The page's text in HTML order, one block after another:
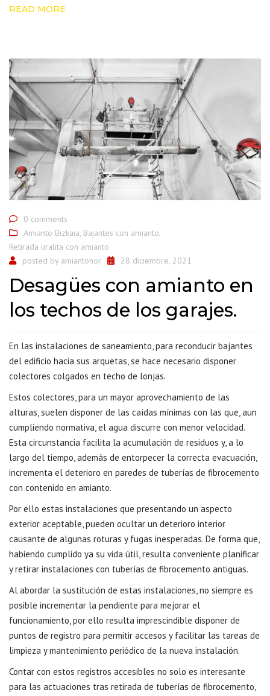
READ MORE
0 comments
Amianto Bizkaia, Bajantes con amianto,
Retirada uralita con amianto
posted by amiantonor 28 diciembre, 2021
Desagües con amianto en
los techos de los garajes.
En las instalaciones de saneamiento, para reconducir bajantes
del edificio hacia sus arquetas, se hace necesario disponer
colectores colgados en techo de lonjas.
Estos colectores, para un mayor aprovechamiento de las
alturas, suelen disponer de las caídas mínimas con las que, aun
cumpliendo normativa, el agua discurre con menor velocidad.
Esta circunstancia facilita la acumulación de residuos y, a lo
largo del tiempo, además de entorpecer la correcta evacuación,
incrementa el deterioro en paredes de tuberías de fibrocemento
con contenido en amianto.
Por ello estas instalaciones que presentando un aspecto
exterior aceptable, pueden ocultar un deterioro interior
causante de algunas roturas y fugas inesperadas. De forma que,
habiendo cumplido ya su vida útil, resulta conveniente planificar
y retirar instalaciones con tuberías de fibrocemento antiguas.
Al abordar la sustitución de estas instalaciones, no siempre es
posible incrementar la pendiente para mejorar el
funcionamiento, por ello resulta imprescindible disponer de
puntos de registro para permitir accesos y facilitar las tareas de
limpieza y mantenimiento periódico de la nueva instalación.
Contar con estos registros accesibles no solo es interesante
para las actuaciones tras retirada de tuberías de fibrocemento,